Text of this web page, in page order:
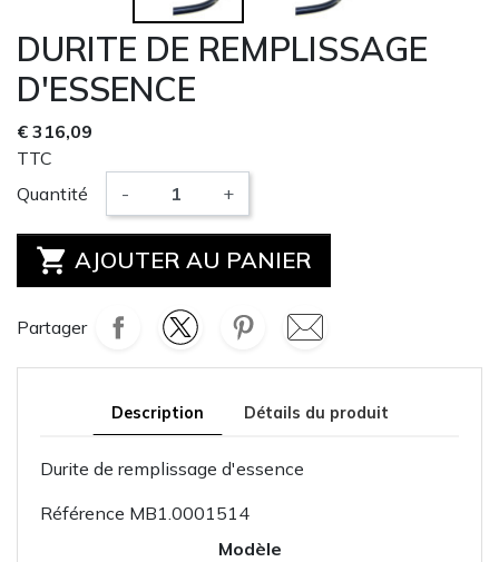
DURITE DE REMPLISSAGE
D'ESSENCE
€ 316,09
TTC
Quantité
- +
 AJOUTER AU PANIER
Partager
Description Détails du produit
Durite de remplissage d'essence
Référence MB1.0001514
Modèle